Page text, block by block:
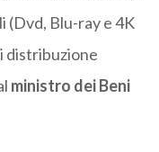
(Dvd, Blu-ray e 4K
distribuzione
ministro dei Beni